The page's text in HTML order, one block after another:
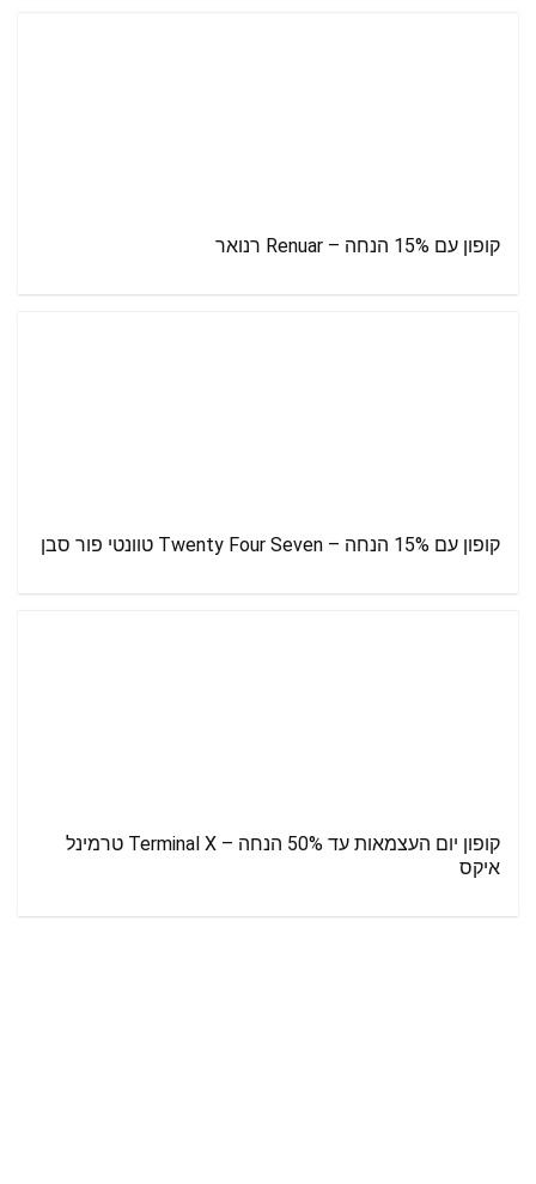
קופון עם 15% הנחה – Renuar רנואר
קופון עם 15% הנחה – Twenty Four Seven טוונטי פור סבן
קופון יום העצמאות עד 50% הנחה – Terminal X טרמינל
איקס